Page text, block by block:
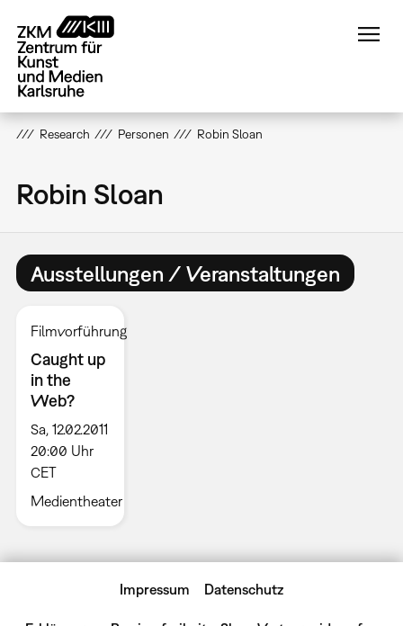
zum
Inhalt
Research Personen Robin Sloan
Robin Sloan
Ausstellungen / Veranstaltungen
Filmvorführung
Caught up
in the
Web?
Sa, 12.02.2011
20:00 Uhr
CET
Medientheater
Impressum Datenschutz